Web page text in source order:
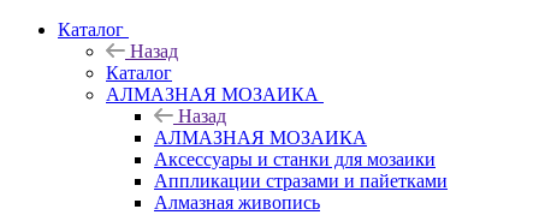
Каталог
Назад
Каталог
АЛМАЗНАЯ МОЗАИКА
Назад
АЛМАЗНАЯ МОЗАИКА
Аксессуары и станки для мозаики
Аппликации стразами и пайетками
Алмазная живопись